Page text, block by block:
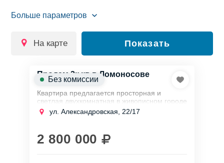
на карте Показать
Продам 2к кв в Ломоносове
Квартира предлагается просторная и
светлая двухкомнатная в живописном городе
Ломоносов, известном своим чистым
воздухом и прекрасной природой.
ул. Александровская, 22/17
2 800 000
Без комиссии